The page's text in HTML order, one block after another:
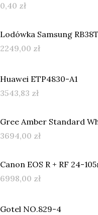
0,40 zł
Lodówka Samsung
2249,00 zł
Huawei ETP4830-A1
3543,83 zł
Gree Amber Standard
3694,00 zł
Canon EOS R + RF 24-
6998,00 zł
Gotel NO.829-4